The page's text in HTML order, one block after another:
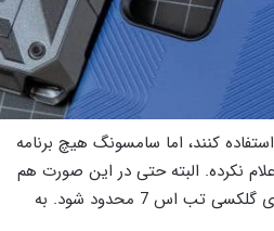
اگرچه دارندگان سری تب اس 7 می توانند از فردا از گزینه 90Hz در Fortnite استفاده کنند، اما سامسونگ هیچ برنامه
قابلیت به سری گلکسی اس 20 یا گلکسی نوت 20 اولترا اعلام نکرده. البته حتی در این صورت هم
احتمالا سامسونگ و اپیک گیمز اجازه نمی دهند قابلیت اجرای 90 هرتز به سری گلکسی تب اس 7 محدود شود. به